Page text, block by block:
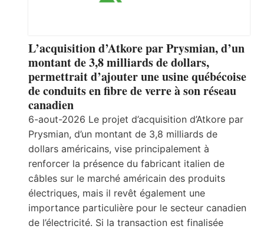
L’acquisition d’Atkore par Prysmian, d’un
montant de 3,8 milliards de dollars,
permettrait d’ajouter une usine québécoise
de conduits en fibre de verre à son réseau
canadien
6-aout-2026 Le projet d’acquisition d’Atkore par
Prysmian, d’un montant de 3,8 milliards de
dollars américains, vise principalement à
renforcer la présence du fabricant italien de
câbles sur le marché américain des produits
électriques, mais il revêt également une
importance particulière pour le secteur canadien
de l’électricité. Si la transaction est finalisée